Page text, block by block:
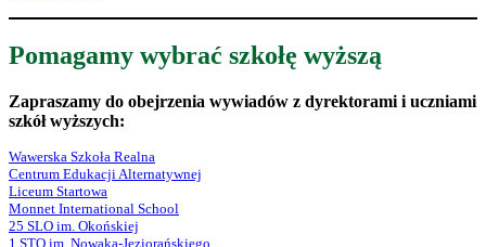
Pomagamy wybrać szkołę wyższą
Zapraszamy do obejrzenia wywiadów z dyrektorami i uczniami
szkół wyższych:
Wawerska Szkoła Realna
Centrum Edukacji Alternatywnej
Liceum Startowa
Monnet International School
25 SLO im. Okońskiej
1 STO im. Nowaka-Jeziorańskiego